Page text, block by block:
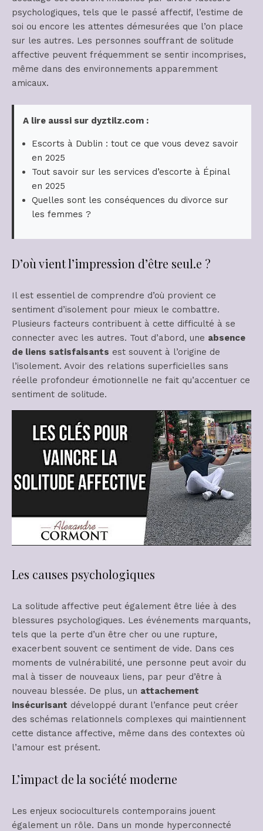
psychologiques, tels que le passé affectif, l’estime de
soi ou encore les attentes démesurées que l’on place
sur les autres. Les personnes souffrant de solitude
affective peuvent fréquemment se sentir incomprises,
même dans des environnements apparemment
amicaux.
A lire aussi sur dyztilz.com :
Escorts à Dublin : tout ce que vous devez savoir
en 2025
Tout savoir sur les services d’escorte à Épinal
en 2025
Quelles sont les conséquences du divorce sur
les femmes ?
D’où vient l’impression d’être seul.e ?
Il est essentiel de comprendre d’où provient ce
sentiment d’isolement pour mieux le combattre.
Plusieurs facteurs contribuent à cette difficulté à se
connecter avec les autres. Tout d’abord, une absence
de liens satisfaisants est souvent à l’origine de
l’isolement. Avoir des relations superficielles sans
réelle profondeur émotionnelle ne fait qu’accentuer ce
sentiment de solitude.
Les causes psychologiques
La solitude affective peut également être liée à des
blessures psychologiques. Les événements marquants,
tels que la perte d’un être cher ou une rupture,
exacerbent souvent ce sentiment de vide. Dans ces
moments de vulnérabilité, une personne peut avoir du
mal à tisser de nouveaux liens, par peur d’être à
nouveau blessée. De plus, un attachement
insécurisant développé durant l’enfance peut créer
des schémas relationnels complexes qui maintiennent
cette distance affective, même dans des contextes où
l’amour est présent.
L’impact de la société moderne
Les enjeux socioculturels contemporains jouent
également un rôle. Dans un monde hyperconnecté